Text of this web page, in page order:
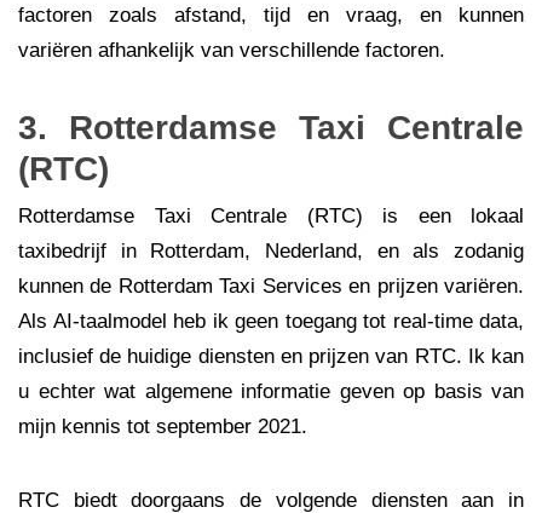
factoren zoals afstand, tijd en vraag, en kunnen
variëren afhankelijk van verschillende factoren.
3. Rotterdamse Taxi Centrale
(RTC)
Rotterdamse Taxi Centrale (RTC) is een lokaal
taxibedrijf in Rotterdam, Nederland, en als zodanig
kunnen de Rotterdam Taxi Services en prijzen variëren.
Als AI-taalmodel heb ik geen toegang tot real-time data,
inclusief de huidige diensten en prijzen van RTC. Ik kan
u echter wat algemene informatie geven op basis van
mijn kennis tot september 2021.
RTC biedt doorgaans de volgende diensten aan in